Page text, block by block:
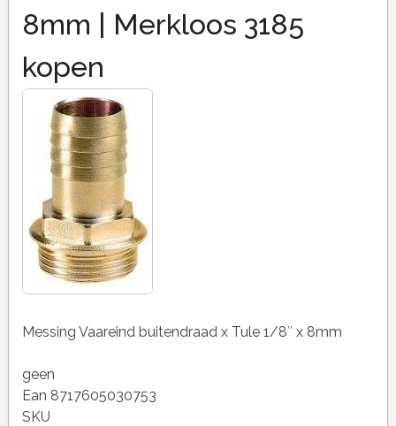
8mm | Merkloos 3185
kopen
Messing Vaareind buitendraad x Tule 1/8″ x 8mm
geen
Ean 8717605030753
SKU